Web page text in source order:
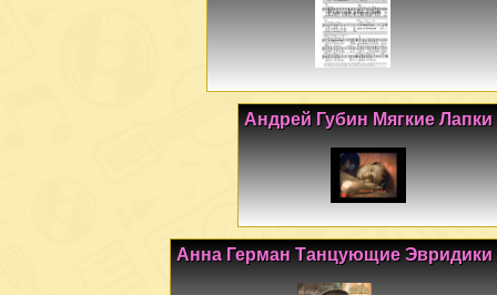
Андрей Губин Мягкие Лапки
Анна Герман Танцующие Эвридики